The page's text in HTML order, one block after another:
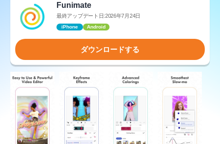
Funimate
最終アップデート日:2026年7月24日
iPhone Android
ダウンロードする